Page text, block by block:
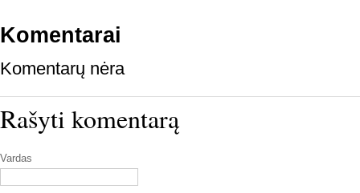
Komentarai
Komentarų nėra
Rašyti komentarą
Vardas